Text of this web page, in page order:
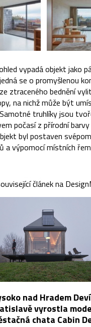
vypadá objekt jako
se o promyšlenou
ztraceného bednění
na nichž může být
truhlíky jsou
počasí z přírodní
byl postaven
a výpomocí místních
článek na
nad Hradem
vyrostla
chata Cabin